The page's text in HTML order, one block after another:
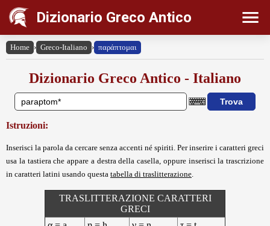
Dizionario Greco Antico
Home › Greco-Italiano › παράπτομαι
Dizionario Greco Antico - Italiano
Istruzioni:
Inserisci la parola da cercare senza accenti né spiriti. Per inserire i caratteri greci
usa la tastiera che appare a destra della casella, oppure inserisci la trascrizione
in caratteri latini usando questa tabella di traslitterazione
TRASLITTERAZIONE CARATTERI
GRECI